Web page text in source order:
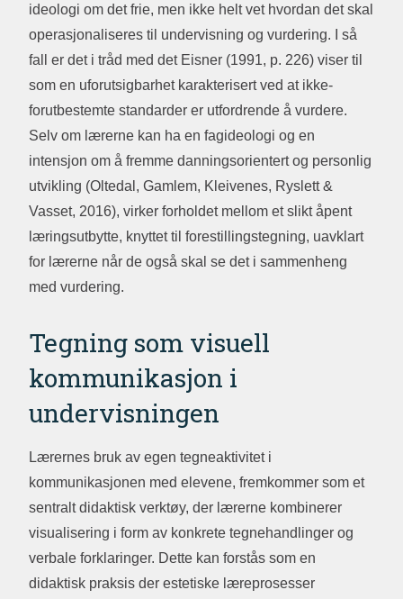
ideologi om det frie, men ikke helt vet hvordan det skal
operasjonaliseres til undervisning og vurdering. I så
fall er det i tråd med det Eisner (1991, p. 226) viser til
som en uforutsigbarhet karakterisert ved at ikke-
forutbestemte standarder er utfordrende å vurdere.
Selv om lærerne kan ha en fagideologi og en
intensjon om å fremme danningsorientert og personlig
utvikling (Oltedal, Gamlem, Kleivenes, Ryslett &
Vasset, 2016), virker forholdet mellom et slikt åpent
læringsutbytte, knyttet til forestillingstegning, uavklart
for lærerne når de også skal se det i sammenheng
med vurdering.
Tegning som visuell
kommunikasjon i
undervisningen
Lærernes bruk av egen tegneaktivitet i
kommunikasjonen med elevene, fremkommer som et
sentralt didaktisk verktøy, der lærerne kombinerer
visualisering i form av konkrete tegnehandlinger og
verbale forklaringer. Dette kan forstås som en
didaktisk praksis der estetiske læreprosesser